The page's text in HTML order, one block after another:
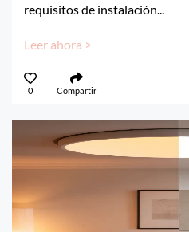
requisitos de instalación...
Leer ahora >
0 Compartir